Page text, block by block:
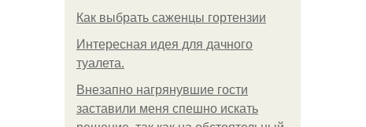
Как выбрать саженцы гортензии
Интересная идея для дачного
туалета.
Внезапно нагрянувшие гости
заставили меня спешно искать